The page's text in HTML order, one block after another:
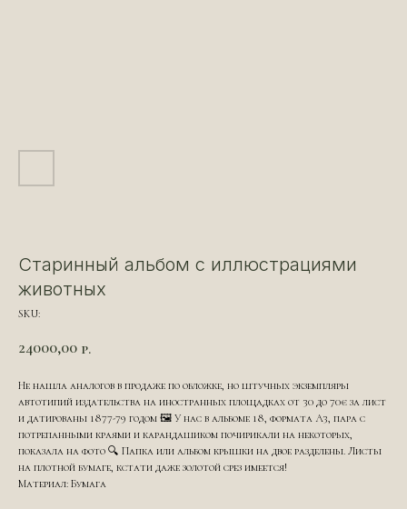
Старинный альбом с иллюстрациями
животных
SKU:
24000,00 р.
Не нашла аналогов в продаже по обложке, но штучных экземпляры
автотипий издательства на иностранных площадках от 30 до 70€ за лист
и датированы 1877-79 годом 🖼️ У нас в альбоме 18, формата А3, пара с
потрепанными краями и карандашиком почирикали на некоторых,
показала на фото 🔍 Папка или альбом крышки на двое разделены. Листы
на плотной бумаге, кстати даже золотой срез имеется!
Материал: Бумага